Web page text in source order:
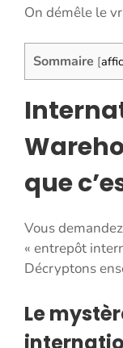
On démêle le
Sommaire [
que
Vous
« entrepôt
Décryptons
Le